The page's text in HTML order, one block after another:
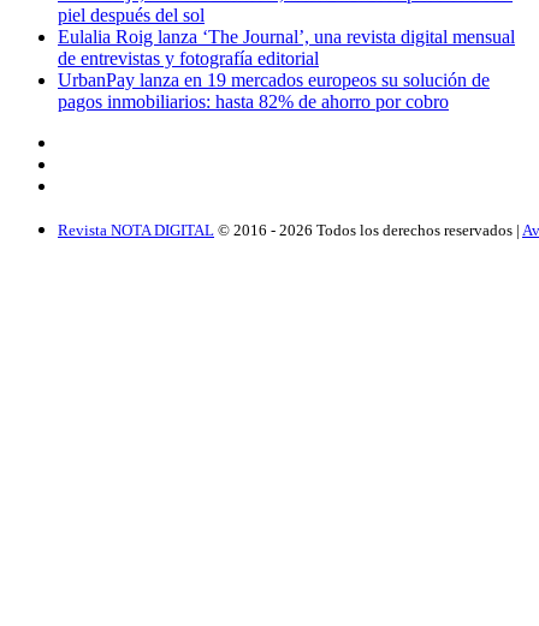
piel después del sol
Eulalia Roig lanza ‘The Journal’, una revista digital mensual
de entrevistas y fotografía editorial
UrbanPay lanza en 19 mercados europeos su solución de
pagos inmobiliarios: hasta 82% de ahorro por cobro
Revista NOTA DIGITAL © 2016 - 2026 Todos los derechos reservados |